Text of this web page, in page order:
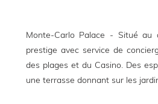
Monte-Carlo Palace - Situé
prestige avec service de
des plages et du Casino. Des
une terrasse donnant sur les